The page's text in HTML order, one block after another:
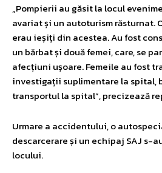
„Pompierii au găsit la locul
avariat și un autoturism răsturnat.
erau ieșiți din acestea. Au fost
un bărbat și două femei, care, se
afecțiuni ușoare. Femeile au fost
investigații suplimentare la spital,
transportul la spital”, precizează
Urmare a accidentului, o
descarcerare și un echipaj SAJ s-
locului.